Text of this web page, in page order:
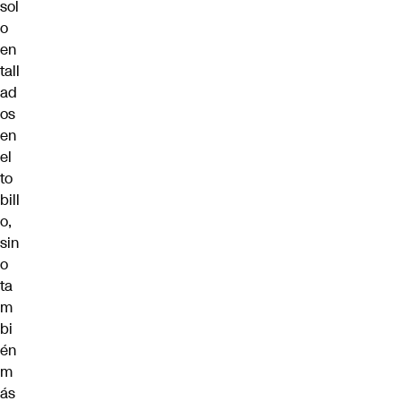
sol
o
en
tall
ad
os
en
el
to
bill
o,
sin
o
ta
m
bi
én
m
ás